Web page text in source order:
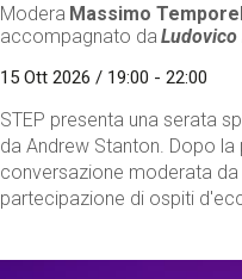
Modera Massimo
accompagnato da Ludovico
15 Ott 2026 / 19:00 - 22:00
STEP presenta una serata
da Andrew Stanton. Dopo la
conversazione moderata
partecipazione di ospiti